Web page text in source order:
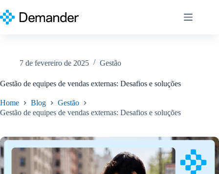
para
o
7 de fevereiro de 2025 Gestão
Gestão de equipes de vendas externas: Desafios e soluções
Home Blog
Gestão
Gestão de equipes de vendas externas: Desafios e soluções